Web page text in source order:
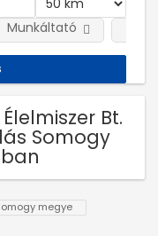
Munkáltató
Bt.
Somogy
megye